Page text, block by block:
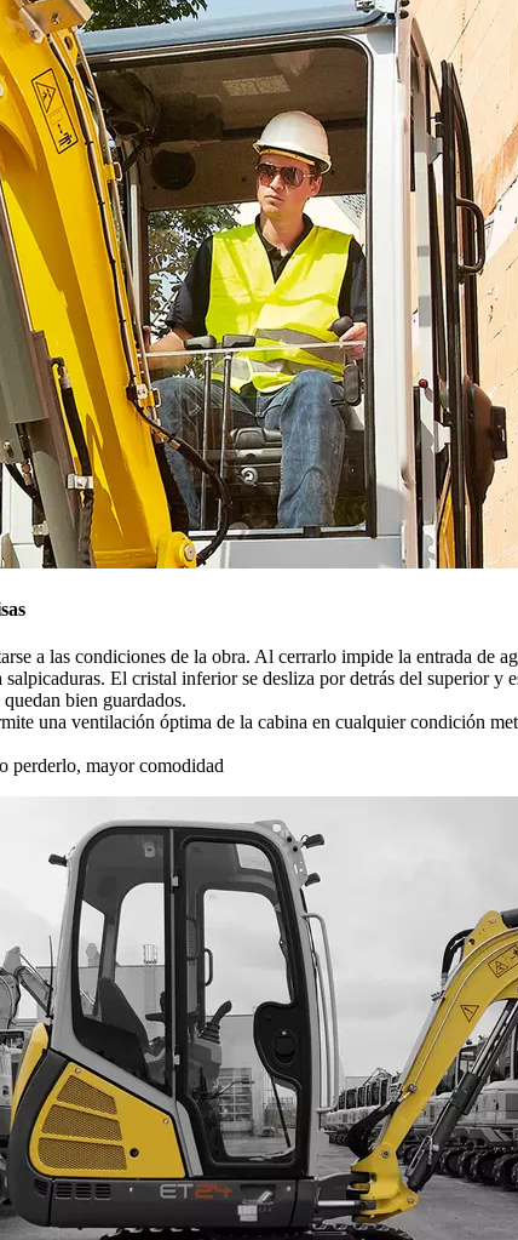
a las condiciones de la obra. Al cerrarlo impide la entrada de
El cristal inferior se desliza por detrás del superior y
bien guardados.
una ventilación óptima de la cabina en cualquier condición
perderlo, mayor comodidad